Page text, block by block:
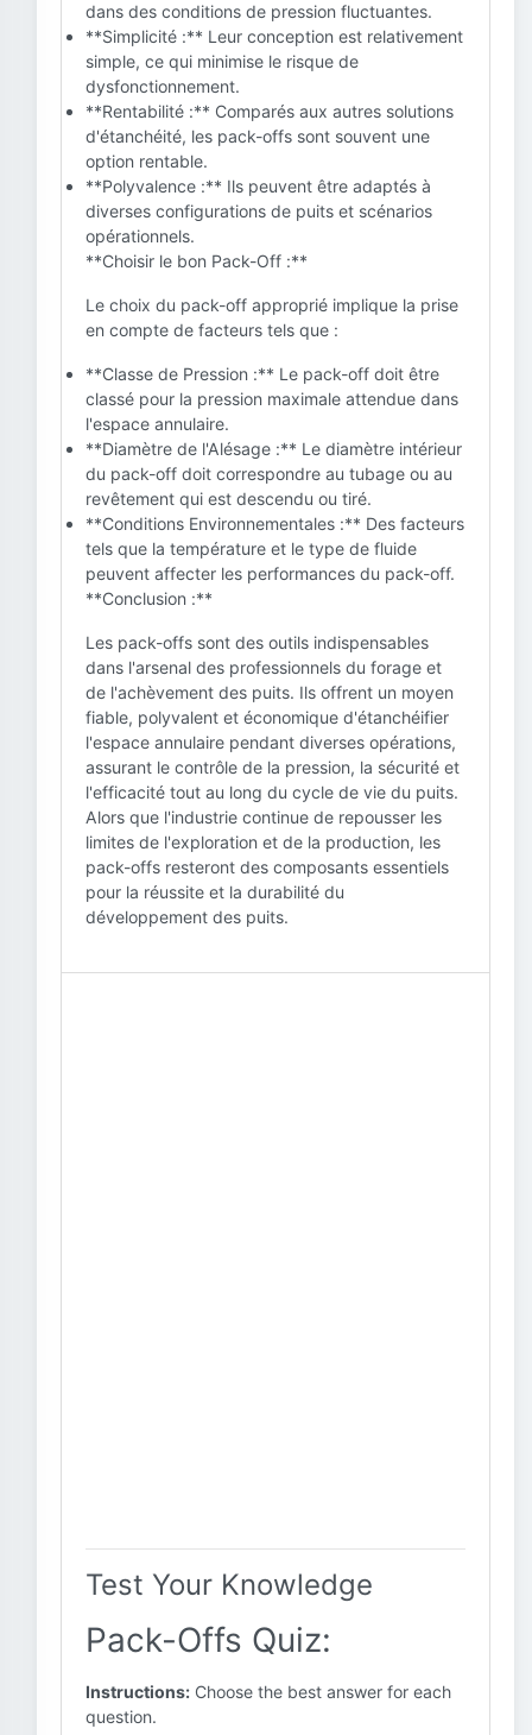
dans des conditions de pression fluctuantes.
**Simplicité :** Leur conception est relativement
simple, ce qui minimise le risque de
dysfonctionnement.
**Rentabilité :** Comparés aux autres solutions
d'étanchéité, les pack-offs sont souvent une
option rentable.
**Polyvalence :** Ils peuvent être adaptés à
diverses configurations de puits et scénarios
opérationnels.
**Choisir le bon Pack-Off :**
Le choix du pack-off approprié implique la prise
en compte de facteurs tels que :
**Classe de Pression :** Le pack-off doit être
classé pour la pression maximale attendue dans
l'espace annulaire.
**Diamètre de l'Alésage :** Le diamètre intérieur
du pack-off doit correspondre au tubage ou au
revêtement qui est descendu ou tiré.
**Conditions Environnementales :** Des facteurs
tels que la température et le type de fluide
peuvent affecter les performances du pack-off.
**Conclusion :**
Les pack-offs sont des outils indispensables
dans l'arsenal des professionnels du forage et
de l'achèvement des puits. Ils offrent un moyen
fiable, polyvalent et économique d'étanchéifier
l'espace annulaire pendant diverses opérations,
assurant le contrôle de la pression, la sécurité et
l'efficacité tout au long du cycle de vie du puits.
Alors que l'industrie continue de repousser les
limites de l'exploration et de la production, les
pack-offs resteront des composants essentiels
pour la réussite et la durabilité du
développement des puits.
Test Your Knowledge
Pack-Offs Quiz:
Instructions: Choose the best answer for each
question.